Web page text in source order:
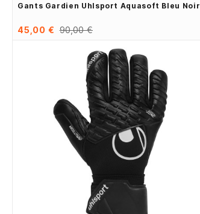
Gants Gardien Uhlsport Aquasoft Bleu Noir
45,00 € 90,00 €